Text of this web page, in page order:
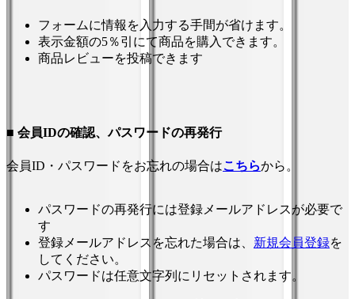
フォームに情報を入力する手間が省けます。
表示金額の5％引にて商品を購入できます。
商品レビューを投稿できます
■ 会員IDの確認、パスワードの再発行
会員ID・パスワードをお忘れの場合はこちらから。
パスワードの再発行には登録メールアドレスが必要で
す
登録メールアドレスを忘れた場合は、 新規会員登録を
してください。
パスワードは任意文字列にリセットされます。